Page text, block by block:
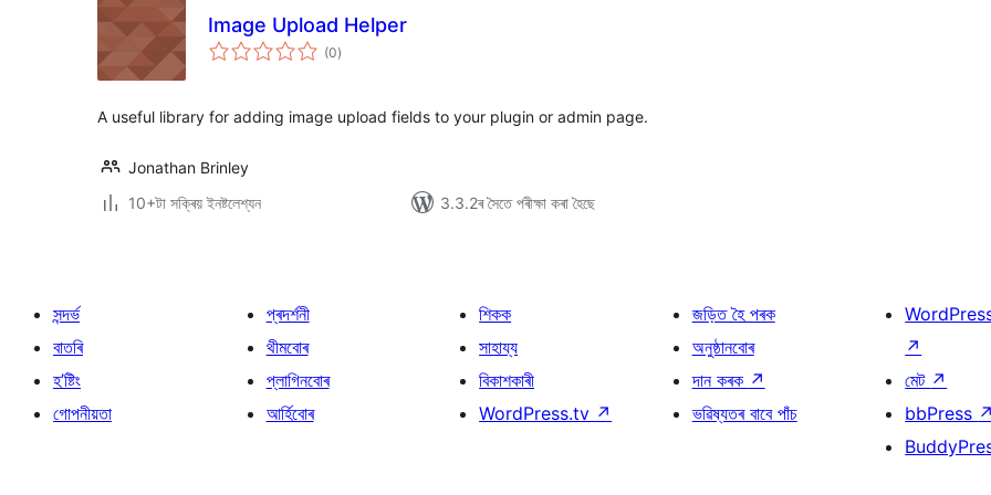
Image Upload Helper
(0টা
মুঠ)
A useful library for adding image upload fields to your plugin or admin page.
Jonathan Brinley
10+টা সক্ৰিয় ইনষ্টলেশ্যন
3.3.2ৰ সৈতে পৰীক্ষা কৰা হৈছে
সন্দৰ্ভ
বাতৰি
হ’ষ্টিং
গোপনীয়তা
প্ৰদৰ্শনী
থীমবোৰ
প্লাগিনবোৰ
আৰ্হিবোৰ
শিকক
সাহায্য
বিকাশকাৰী
WordPress.tv ↗
জড়িত হৈ পৰক
অনুষ্ঠানবোৰ
দান কৰক ↗
ভৱিষ্যতৰ বাবে পাঁচ
↗
মেট ↗
bbPress ↗